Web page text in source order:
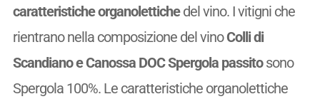
caratteristiche organolettichedel vino. I vitigni che
rientrano nella composizione del vinoColli di
Scandiano e Canossa DOC Spergola passitosono
Spergola 100%. Le caratteristiche organolettiche